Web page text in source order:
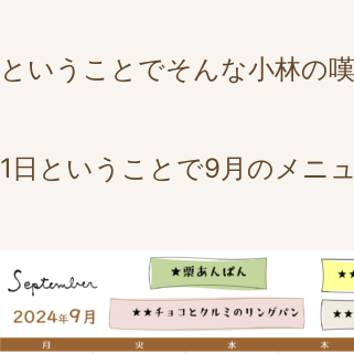
ということでそんな小林の
1日ということで9月のメニ